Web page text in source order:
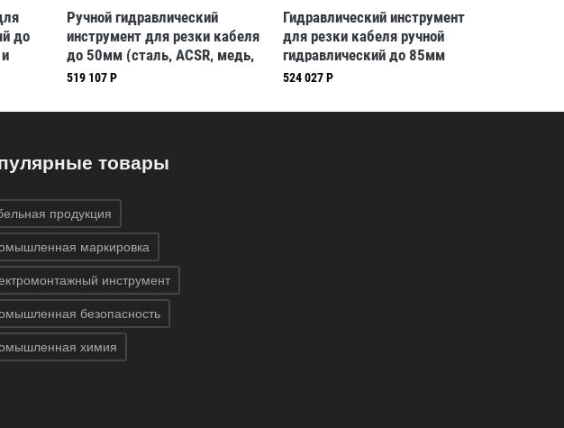
до
Ручной гидравлический
инструмент для резки кабеля
до 50мм (сталь, ACSR, медь,
алюминий), с кейсом
519 107 Р
Гидравлический инструмент
для резки кабеля ручной
гидравлический до 85мм
Intercable медь,алюминий,с
524 027 Р
товары
продукция
маркировка
инструмент
безопасность
химия